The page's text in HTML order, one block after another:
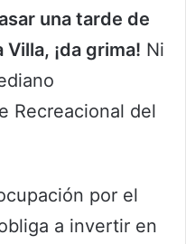
una tarde de
¡da grima! Ni
Recreacional del
por el
a invertir en